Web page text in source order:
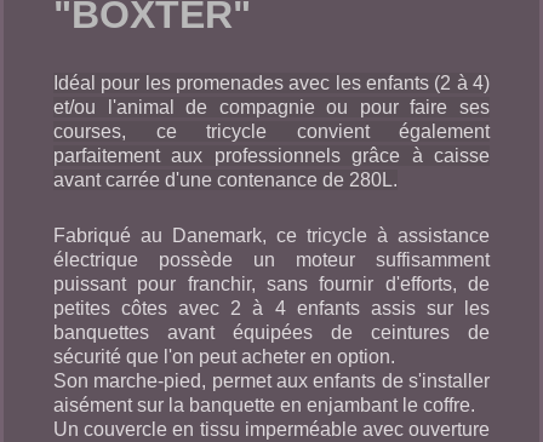
"BOXTER"
Idéal pour les promenades avec les enfants (2 à 4)
et/ou l'animal de compagnie ou pour faire ses
courses, ce tricycle convient également
parfaitement aux professionnels grâce à caisse
avant carrée d'une contenance de 280L.
Fabriqué au Danemark, ce tricycle à assistance
électrique possède un moteur suffisamment
puissant pour franchir, sans fournir d'efforts, de
petites côtes avec 2 à 4 enfants assis sur les
banquettes avant équipées de ceintures de
sécurité que l'on peut acheter en option.
Son marche-pied, permet aux enfants de s'installer
aisément sur la banquette en enjambant le coffre.
Un couvercle en tissu imperméable avec ouverture